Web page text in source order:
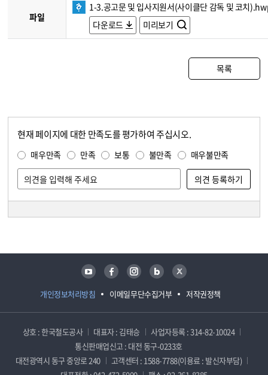
파일
1-3.공고문 및 입사지원서(사이클단 감독 및 코치
다운로드
미리보기
목록
현재 페이지에 대한 만족도를 평가하여 주십시오.
매우만족 만족 보통 불만족 매우불만족
개인정보처리방침 이메일무단수집거부 저작권정책
유튜브 페이스북 인스타그램 블로그 트위터
상호 : 한국철도공사 대표자 : 김태승
사업자등록 : 314-82-10024
통신판매업신고 : 대전 동구-0233호
대전광역시 동구 중앙로 240
고객센터 : 1588-7788(이용료 : 발신자부담)